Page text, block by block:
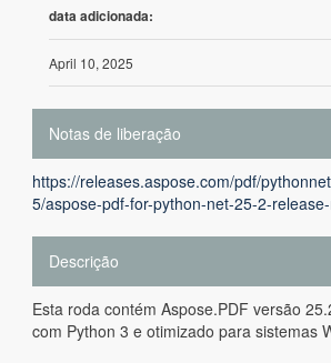
data adicionada:
April 10, 2025
Notas de liberação
https://releases.aspose.com/pdf/
5/aspose-pdf-for-python-net-25-2-
Descrição
Esta roda contém Aspose.PDF versão
com Python 3 e otimizado para sistemas